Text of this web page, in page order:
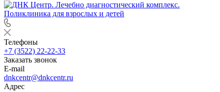
Телефоны
+7 (3522) 22-22-33
Заказать звонок
E-mail
dnkcentr@dnkcentr.ru
Адрес